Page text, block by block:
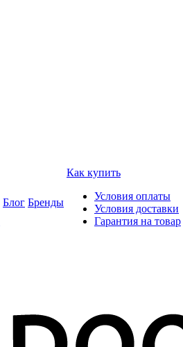
Блог Бренды
Как купить
Условия оплаты
Условия доставки
Гарантия на товар